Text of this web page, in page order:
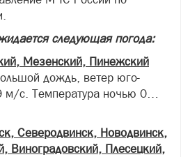
следующая погода:
Мезенский, Пинежский
дождь, ветер юго-
с. Температура ночью 0…
Северодвинск, Новодвинск,
Виноградовский, Плесецкий,